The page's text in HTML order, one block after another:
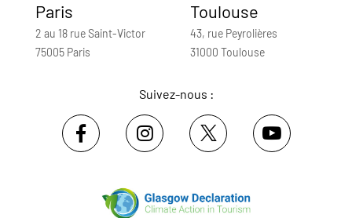
Paris
2 au 18 rue Saint-Victor
75005 Paris
Toulouse
43, rue Peyrolières
31000 Toulouse
Suivez-nous :